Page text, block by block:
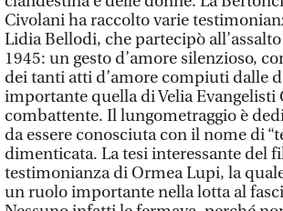
Civolani ha raccolto varie
Lidia Bellodi, che partecipò
1945: un gesto d’amore silenzioso,
dei tanti atti d’amore compiuti dalle
importante quella di Velia Evangelisti
combattente. Il lungometraggio è
da essere conosciuta con il nome di
dimenticata. La tesi interessante del
testimonianza di Ormea Lupi, la
un ruolo importante nella lotta al